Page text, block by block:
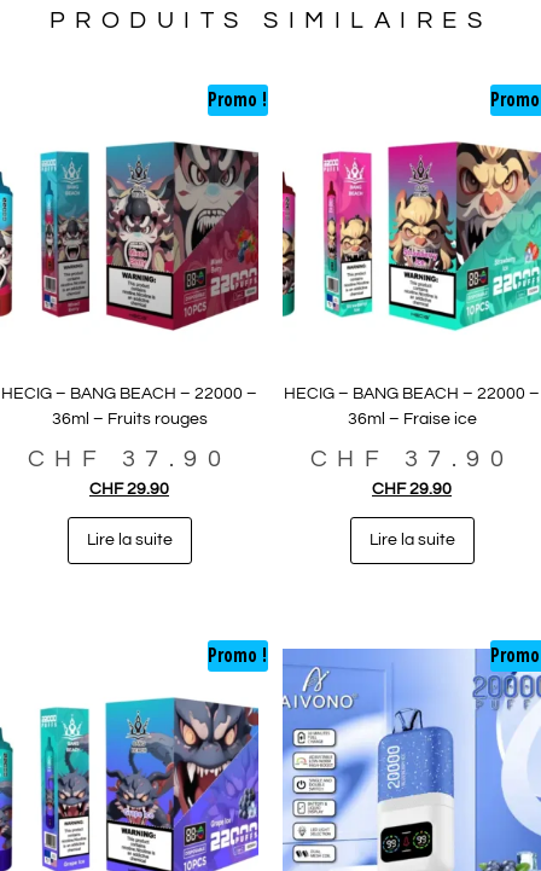
PRODUITS SIMILAIRES
Promo !
HECIG – BANG BEACH – 22000 –
36ml – Fruits rouges
CHF 37.90
CHF29.90
Lire la suite
HECIG – BANG BEACH – 22000 –
36ml – Fraise ice
CHF 37.90
CHF29.90
Lire la suite
Promo !